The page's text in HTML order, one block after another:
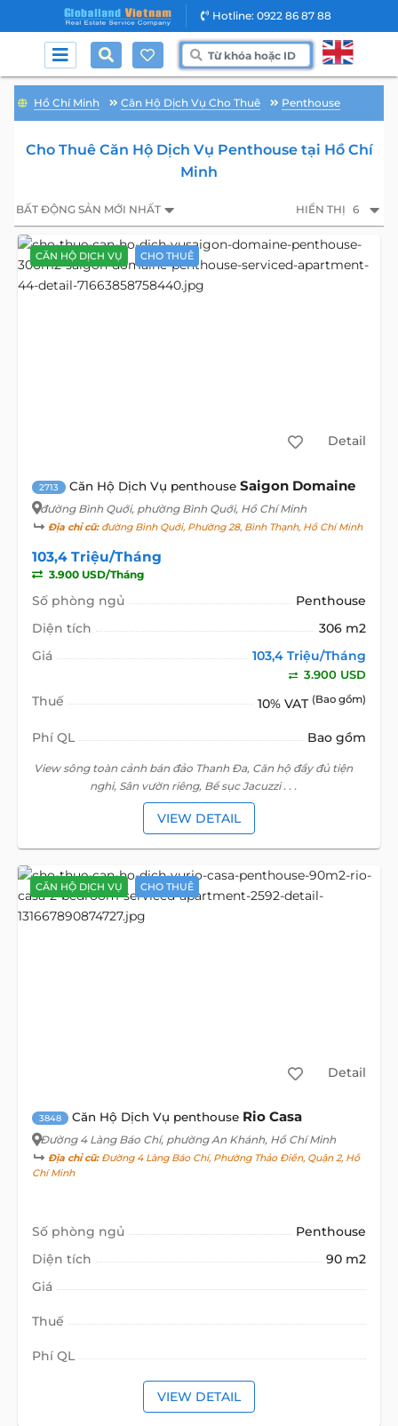
Hotline: 0922 86 87 88
Hồ Chí Minh Căn Hộ Dịch Vụ Cho Thuê Penthouse
Cho Thuê Căn Hộ Dịch Vụ Penthouse tại Hồ Chí
Minh
BẤT ĐỘNG SẢN MỚI NHẤT HIỂN THỊ 6
CĂN HỘ DỊCH VỤ CHO THUÊ
Detail
2713 Căn Hộ Dịch Vụ penthouse Saigon Domaine
đường Bình Quới, phường Bình Quới, Hồ Chí Minh
Địa chỉ cũ:đường Bình Quới, Phường 28, Bình Thạnh, Hồ Chí Minh
103,4 Triệu/Tháng
3.900 USD/Tháng
Số phòng ngủ
Penthouse
Diện tích
306 m2
Giá
103,4 Triệu/Tháng
3.900 USD
Thuế 10% VAT (Bao gồm)
Phí QL Bao gồm
View sông toàn cảnh bán đảo Thanh Đa, Căn hộ đầy đủ tiện
nghi, Sân vườn riêng, Bể sục Jacuzzi . . .
VIEW DETAIL
CĂN HỘ DỊCH VỤ CHO THUÊ
Detail
3848 Căn Hộ Dịch Vụ penthouse Rio Casa
Đường 4 Làng Báo Chí, phường An Khánh, Hồ Chí Minh
Địa chỉ cũ:Đường 4 Làng Báo Chí, Phường Thảo Điền, Quận 2, Hồ
Chí Minh
Số phòng ngủ
Penthouse
Diện tích
90 m2
Giá
Thuế
Phí QL
VIEW DETAIL